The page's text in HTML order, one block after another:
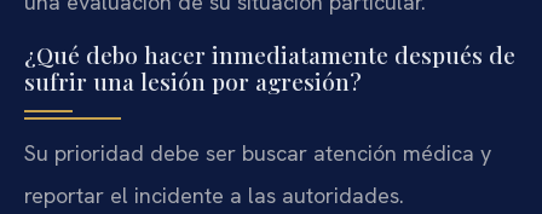
¿Qué debo hacer inmediatamente después de
sufrir una lesión por agresión?
Su prioridad debe ser buscar atención médica y
reportar el incidente a las autoridades.